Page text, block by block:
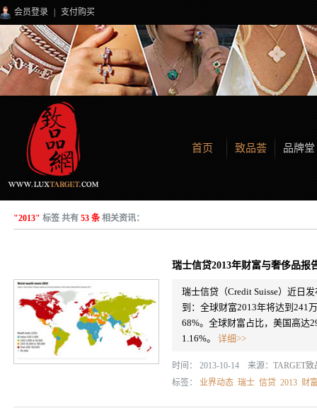
会员登录 支付购买
首页 致品荟 品牌堂
"2013" 标签 共有 53 条相关资讯：
瑞士信贷2013年财富与奢侈品报
瑞士信贷（Credit Suisse）近日
到：全球财富2013年将达到241
68%。全球财富占比，美国高达
1.16%。 详细>>
时间： 2013-10-14 来源： TARGET致
标签： 业界动态 瑞士 信贷 2013 财